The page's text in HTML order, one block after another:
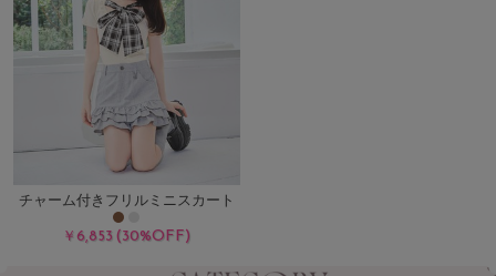
チャーム付きフリルミニスカート
￥6,853 (30%OFF)